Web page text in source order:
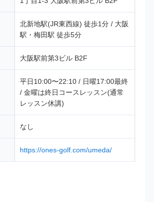
北新地駅(JR東西線) 徒歩1分 / 大阪
駅・梅田駅 徒歩5分
大阪駅前第3ビル B2F
平日10:00〜22:10 / 日曜17:00最終
/ 金曜は終日コースレッスン(通常
レッスン休講)
なし
https://ones-golf.com/umeda/